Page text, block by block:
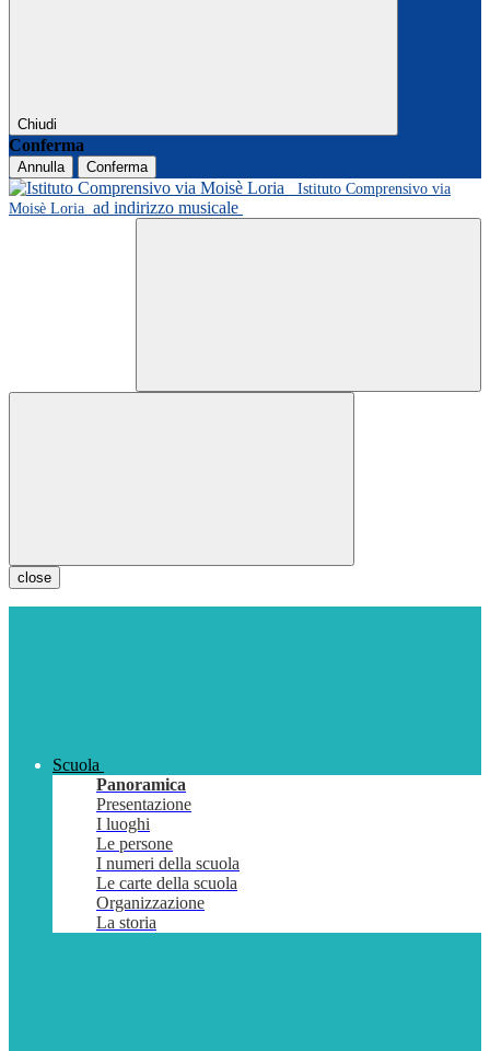
Chiudi
Conferma
Annulla
Conferma
Istituto Comprensivo via
Moisè Loria ad indirizzo musicale
close
Scuola
Panoramica
Presentazione
I luoghi
Le persone
I numeri della scuola
Le carte della scuola
Organizzazione
La storia